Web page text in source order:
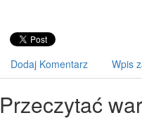
Dodaj Komentarz Wpis
Przeczytać